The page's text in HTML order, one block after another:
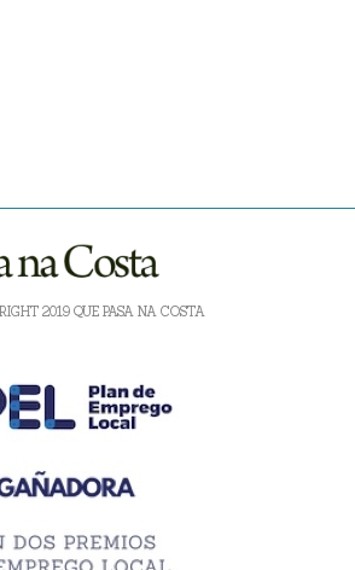
2019 QUE PASA NA COSTA